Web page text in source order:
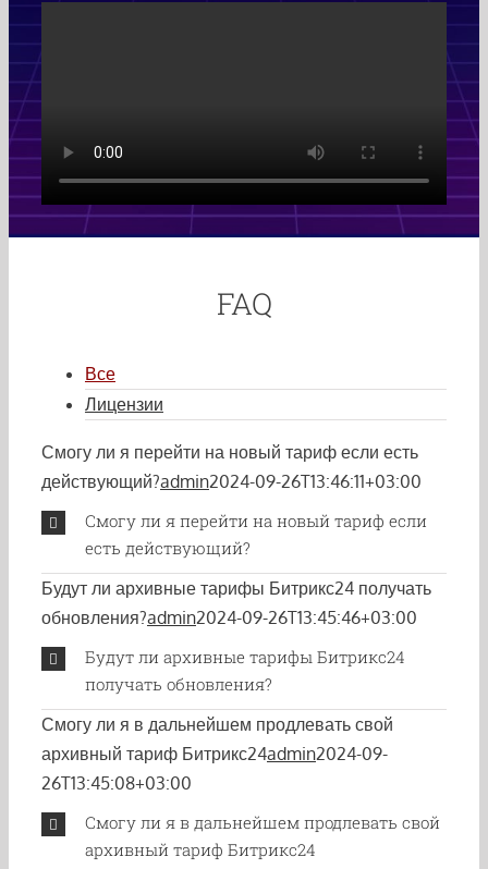
FAQ
Все
Лицензии
Смогу ли я перейти на новый тариф если есть
действующий?admin2024-09-26T13:46:11+03:00
Смогу ли я перейти на новый тариф если
есть действующий?
Будут ли архивные тарифы Битрикс24 получать
обновления?admin2024-09-26T13:45:46+03:00
Будут ли архивные тарифы Битрикс24
получать обновления?
Смогу ли я в дальнейшем продлевать свой
архивный тариф Битрикс24admin2024-09-
26T13:45:08+03:00
Смогу ли я в дальнейшем продлевать свой
архивный тариф Битрикс24